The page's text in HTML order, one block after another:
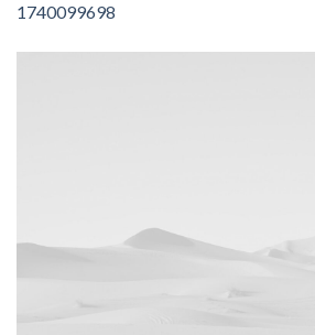
1740099698